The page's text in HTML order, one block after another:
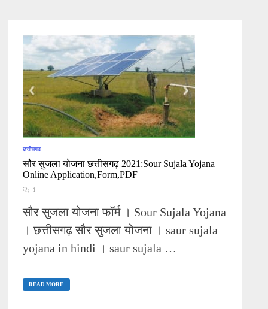
छत्तीसगढ
सौर सुजला योजना छत्तीसगढ़ 2021:Sour Sujala Yojana
Online Application,Form,PDF
1
सौर सुजला योजना फॉर्म । Sour Sujala Yojana
। छत्तीसगढ़ सौर सुजला योजना । saur sujala
yojana in hindi । saur sujala …
सौर
सुजला
योजना
READ MORE